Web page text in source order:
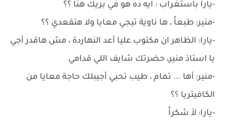
-يارا باستغراب : ايه ده هو في بريك هنا ؟؟
-منير: طبعاً ، ها ناوية تيجي معايا ولا هتقعدي ؟؟
-يارا: الظاهر ان مكتوب عليا أعد النهاردة ، مش هاقدر أجي
يا استاذ منير، حضرتك شايف اللي قدامي
-منير: أها ... تمام ، طيب تحبي أجيبلك حاجة معايا من
الكافيتريا ؟؟
-يارا: لأ شكراً